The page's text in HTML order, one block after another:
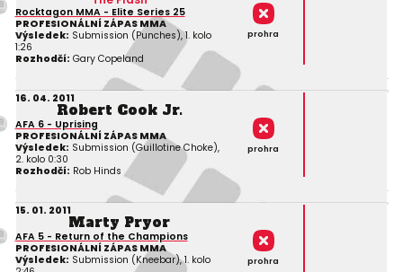
Rocktagon MMA - Elite Series 25
PROFESIONÁLNÍ ZÁPAS MMA
Výsledek: Submission (Punches), 1. kolo
1:26
Rozhodčí: Gary Copeland
prohra
16. 04. 2011
Robert Cook Jr.
AFA 6 - Uprising
PROFESIONÁLNÍ ZÁPAS MMA
Výsledek: Submission (Guillotine Choke),
2. kolo 0:30
Rozhodčí: Rob Hinds
prohra
15. 01. 2011
Marty Pryor
AFA 5 - Return of the Champions
PROFESIONÁLNÍ ZÁPAS MMA
Výsledek: Submission (Kneebar), 1. kolo
prohra